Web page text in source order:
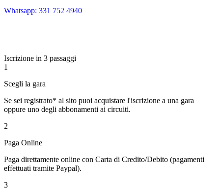
Whatsapp: 331 752 4940
Iscrizione in 3 passaggi
1
Scegli la gara
Se sei registrato* al sito puoi acquistare l'iscrizione a una gara
oppure uno degli abbonamenti ai circuiti.
2
Paga Online
Paga direttamente online con Carta di Credito/Debito (pagamenti
effettuati tramite Paypal).
3